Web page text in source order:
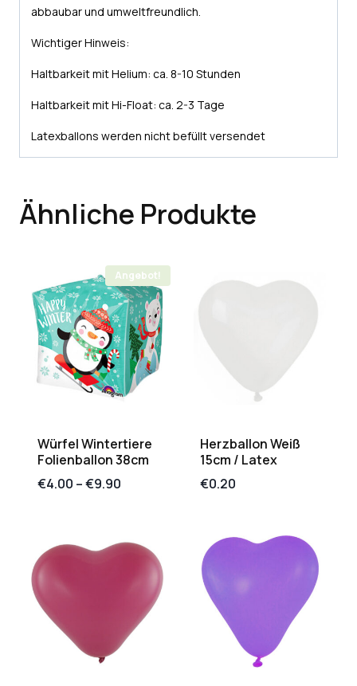
abbaubar und umweltfreundlich.
Wichtiger Hinweis:
Haltbarkeit mit Helium: ca. 8-10 Stunden
Haltbarkeit mit Hi-Float: ca. 2-3 Tage
Latexballons werden nicht befüllt versendet
Ähnliche Produkte
Angebot!
Würfel Wintertiere
Folienballon 38cm
€4.00 –€9.90
Herzballon Weiß
15cm / Latex
€0.20